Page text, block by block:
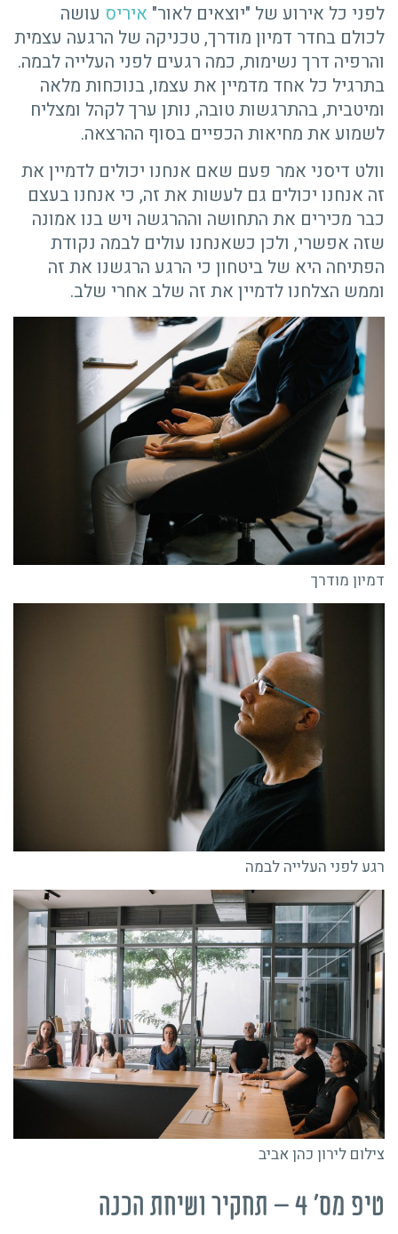
לפני כל אירוע של "יוצאים לאור" איריס עושה
לכולם בחדר דמיון מודרך, טכניקה של הרגעה עצמית
והרפיה דרך נשימות, כמה רגעים לפני העלייה לבמה.
בתרגיל כל אחד מדמיין את עצמו, בנוכחות מלאה
ומיטבית, בהתרגשות טובה, נותן ערך לקהל ומצליח
לשמוע את מחיאות הכפיים בסוף ההרצאה.
וולט דיסני אמר פעם שאם אנחנו יכולים לדמיין את
זה אנחנו יכולים גם לעשות את זה, כי אנחנו בעצם
כבר מכירים את התחושה וההרגשה ויש בנו אמונה
שזה אפשרי, ולכן כשאנחנו עולים לבמה נקודת
הפתיחה היא של ביטחון כי הרגע הרגשנו את זה
וממש הצלחנו לדמיין את זה שלב אחרי שלב.
דמיון מודרך
רגע לפני העלייה לבמה
צילום לירון כהן אביב
טיפ מס' 4 – תחקיר ושיחת הכנה